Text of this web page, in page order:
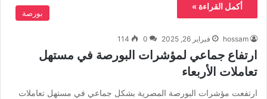
أكمل القراءة »
بورصة
hossam فبراير 26, 2025 0
114
ارتفاع جماعي لمؤشرات البورصة في مستهل
تعاملات الأربعاء
ارتفعت مؤشرات البورصة المصرية بشكل جماعي في مستهل تعاملات